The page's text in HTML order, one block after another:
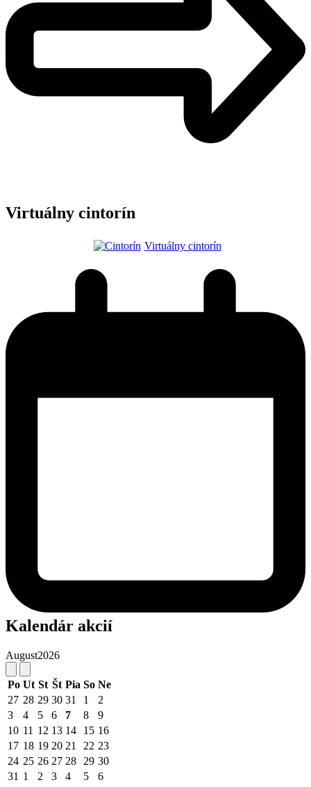
Virtuálny cintorín
Virtuálny cintorín
Kalendár akcií
August2026
Po Ut St Št Pia So Ne
27 28 29 30 31 1
2
3
4 5 6 7 8
9
10 11 12 13 14 15 16
17 18 19 20 21 22 23
24 25 26 27 28 29 30
31 1 2 3 4 5 6